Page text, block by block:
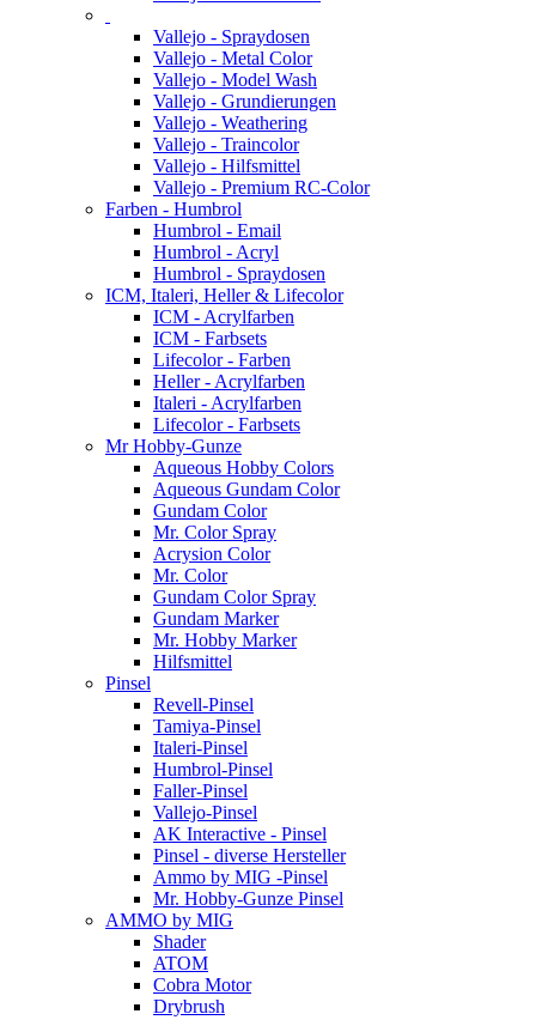
Vallejo - Spraydosen
Vallejo - Metal Color
Vallejo - Model Wash
Vallejo - Grundierungen
Vallejo - Weathering
Vallejo - Traincolor
Vallejo - Hilfsmittel
Vallejo - Premium RC-Color
Farben - Humbrol
Humbrol - Email
Humbrol - Acryl
Humbrol - Spraydosen
ICM, Italeri, Heller & Lifecolor
ICM - Acrylfarben
ICM - Farbsets
Lifecolor - Farben
Heller - Acrylfarben
Italeri - Acrylfarben
Lifecolor - Farbsets
Mr Hobby-Gunze
Aqueous Hobby Colors
Aqueous Gundam Color
Gundam Color
Mr. Color Spray
Acrysion Color
Mr. Color
Gundam Color Spray
Gundam Marker
Mr. Hobby Marker
Hilfsmittel
Pinsel
Revell-Pinsel
Tamiya-Pinsel
Italeri-Pinsel
Humbrol-Pinsel
Faller-Pinsel
Vallejo-Pinsel
AK Interactive - Pinsel
Pinsel - diverse Hersteller
Ammo by MIG -Pinsel
Mr. Hobby-Gunze Pinsel
AMMO by MIG
Shader
ATOM
Cobra Motor
Drybrush